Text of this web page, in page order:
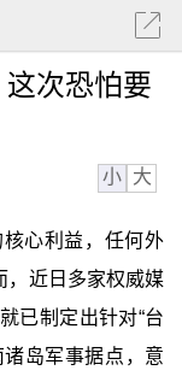
次恐怕要
小 大
心利益，任何外
，近日多家权威媒
已制定出针对“台
岛军事据点，意